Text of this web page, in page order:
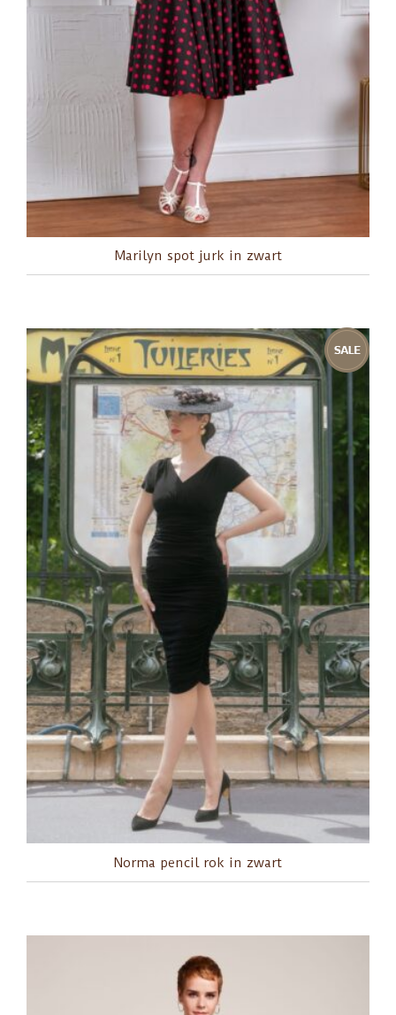
Marilyn spot jurk in zwart
Norma pencil rok in zwart